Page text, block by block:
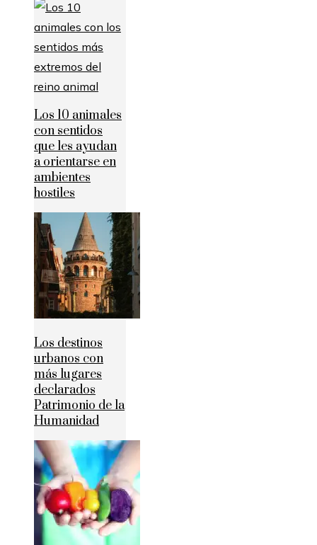
Los 10 animales
con sentidos
que les ayudan
a orientarse en
ambientes
hostiles
Los destinos
urbanos con
más lugares
declarados
Patrimonio de la
Humanidad